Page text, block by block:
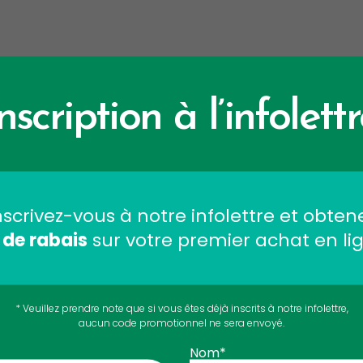
F.A.Q.
entre le Collagène et le
réside dans leur vocation : le Collagène est
thérapeutique. Le Collagène vise à revitaliser la peau,
à
vous à notre infolettre et
de rabais sur votre premier achat en
* Veuillez prendre note que si vous êtes déjà inscrits à notre infolettre,
aucun code promotionnel ne sera envoyé.
Nom*